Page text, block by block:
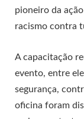
pioneiro da
racismo contra
A capacitação
evento, entre
segurança,
oficina foram